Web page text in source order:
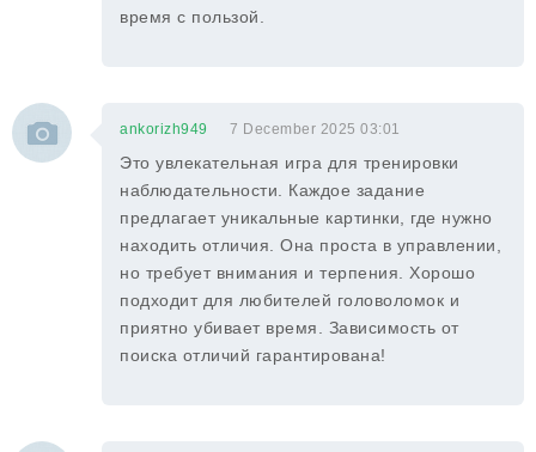
время с пользой.
ankorizh949 7 December 2025 03:01
Это увлекательная игра для тренировки
наблюдательности. Каждое задание
предлагает уникальные картинки, где нужно
находить отличия. Она проста в управлении,
но требует внимания и терпения. Хорошо
подходит для любителей головоломок и
приятно убивает время. Зависимость от
поиска отличий гарантирована!